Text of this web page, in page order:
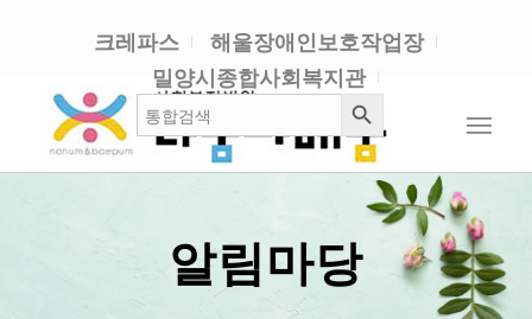
크레파스
해울장애인보호작업장
밀양시종합사회복지관
검 검색 버튼
알림마당